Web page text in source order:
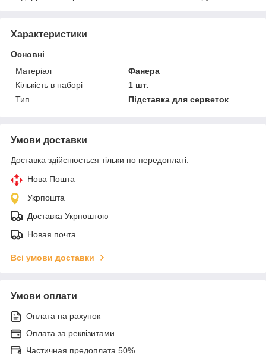
Характеристики
Основні
Матеріал
Фанера
Кількість в наборі
1 шт.
Тип
Підставка для серветок
Умови доставки
Доставка здійснюється тільки по передоплаті.
Нова Пошта
Укрпошта
Доставка Укрпоштою
Новая почта
Всі умови доставки
Умови оплати
Оплата на рахунок
Оплата за реквізитами
Частичная предоплата 50%